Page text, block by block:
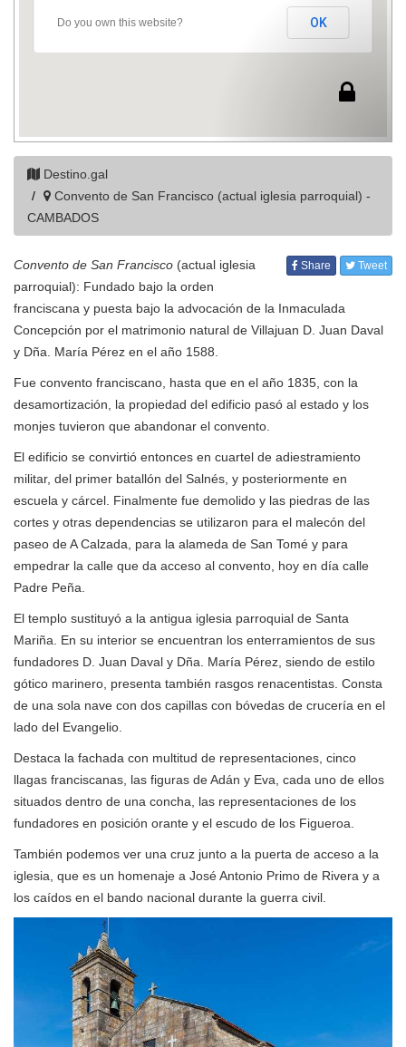
Do you own this website? OK
Destino.gal
Convento de San Francisco (actual iglesia parroquial) -
CAMBADOS
Share Tweet
Convento de San Francisco (actual iglesia
parroquial): Fundado bajo la orden
franciscana y puesta bajo la advocación de la Inmaculada
Concepción por el matrimonio natural de Villajuan D. Juan Daval
y Dña. María Pérez en el año 1588.
Fue convento franciscano, hasta que en el año 1835, con la
desamortización, la propiedad del edificio pasó al estado y los
monjes tuvieron que abandonar el convento.
El edificio se convirtió entonces en cuartel de adiestramiento
militar, del primer batallón del Salnés, y posteriormente en
escuela y cárcel. Finalmente fue demolido y las piedras de las
cortes y otras dependencias se utilizaron para el malecón del
paseo de A Calzada, para la alameda de San Tomé y para
empedrar la calle que da acceso al convento, hoy en día calle
Padre Peña.
El templo sustituyó a la antigua iglesia parroquial de Santa
Mariña. En su interior se encuentran los enterramientos de sus
fundadores D. Juan Daval y Dña. María Pérez, siendo de estilo
gótico marinero, presenta también rasgos renacentistas. Consta
de una sola nave con dos capillas con bóvedas de crucería en el
lado del Evangelio.
Destaca la fachada con multitud de representaciones, cinco
llagas franciscanas, las figuras de Adán y Eva, cada uno de ellos
situados dentro de una concha, las representaciones de los
fundadores en posición orante y el escudo de los Figueroa.
También podemos ver una cruz junto a la puerta de acceso a la
iglesia, que es un homenaje a José Antonio Primo de Rivera y a
los caídos en el bando nacional durante la guerra civil.